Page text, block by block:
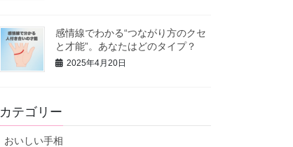
感情線でわかる“つながり方のクセ
と才能”。あなたはどのタイプ？
2025年4月20日
カテゴリー
おいしい手相